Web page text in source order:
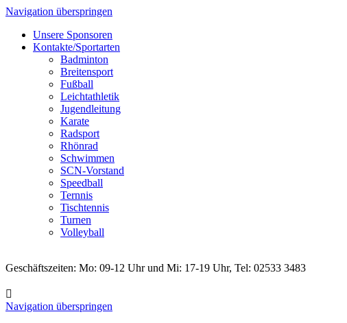
Navigation überspringen
Unsere Sponsoren
Kontakte/Sportarten
Badminton
Breitensport
Fußball
Leichtathletik
Jugendleitung
Karate
Radsport
Rhönrad
Schwimmen
SCN-Vorstand
Speedball
Ternnis
Tischtennis
Turnen
Volleyball
Geschäftszeiten: Mo: 09-12 Uhr und Mi: 17-19 Uhr, Tel: 02533 3483
Navigation überspringen